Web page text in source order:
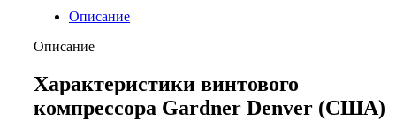
Описание
Описание
Характеристики винтового
компрессора Gardner Denver (США)